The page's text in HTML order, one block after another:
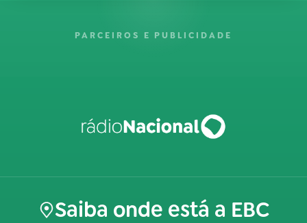
PARCEIROS E PUBLICIDADE
Saiba onde está a EBC